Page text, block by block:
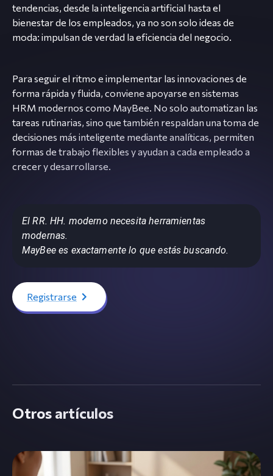
tendencias, desde la inteligencia artificial hasta el
bienestar de los empleados, ya no son solo ideas de
moda: impulsan de verdad la eficiencia del negocio.
Para seguir el ritmo e implementar las innovaciones de
forma rápida y fluida, conviene apoyarse en sistemas
HRM modernos como MayBee. No solo automatizan las
tareas rutinarias, sino que también respaldan una toma de
decisiones más inteligente mediante analíticas, permiten
formas de trabajo flexibles y ayudan a cada empleado a
crecer y desarrollarse.
El RR. HH. moderno necesita herramientas
modernas.
MayBee es exactamente lo que estás buscando.
Registrarse
Otros artículos